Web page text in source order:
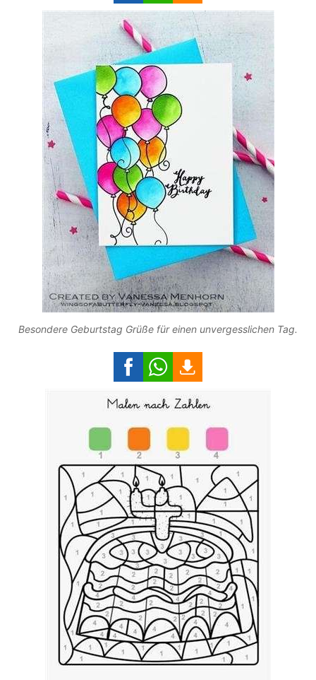
Besondere Geburtstag Grüße für einen unvergesslichen Tag.